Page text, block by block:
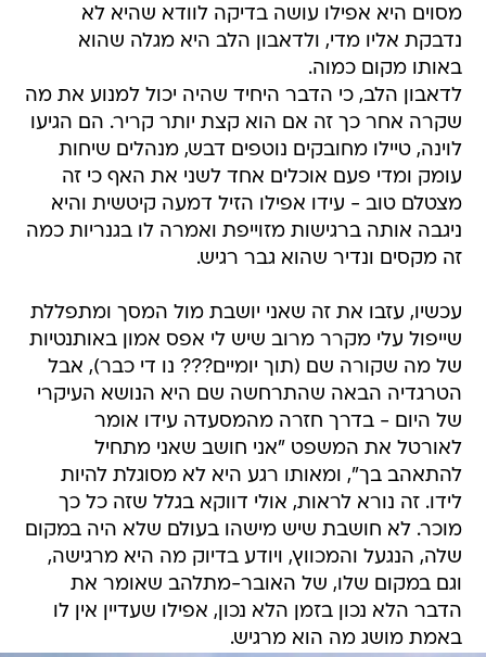
מסוים היא אפילו עושה בדיקה לוודא שהיא לא
נדבקת אליו מדי, ולדאבון הלב היא מגלה שהוא
באותו מקום כמוה.
לדאבון הלב, כי הדבר היחיד שהיה יכול למנוע את מה
שקרה אחר כך זה אם הוא קצת יותר קריר. הם הגיעו
לוינה, טיילו מחובקים נוטפים דבש, מנהלים שיחות
עומק ומדי פעם אוכלים אחד לשני את האף כי זה
מצטלם טוב - עידו אפילו הזיל דמעה קיטשית והיא
ניגבה אותה ברגישות מזוייפת ואמרה לו בגנריות כמה
זה מקסים ונדיר שהוא גבר רגיש.
עכשיו, עזבו את זה שאני יושבת מול המסך ומתפללת
שייפול עלי מקרר מרוב שיש לי אפס אמון באותנטיות
של מה שקורה שם (תוך יומיים??? נו די כבר), אבל
הטרגדיה הבאה שהתרחשה שם היא הנושא העיקרי
של היום - בדרך חזרה מהמסעדה עידו אומר
לאורטל את המשפט "אני חושב שאני מתחיל
להתאהב בך", ומאותו רגע היא לא מסוגלת להיות
לידו. זה נורא לראות, אולי דווקא בגלל שזה כל כך
מוכר. לא חושבת שיש מישהו בעולם שלא היה במקום
שלה, הנגעל והמכווץ, ויודע בדיוק מה היא מרגישה,
וגם במקום שלו, של האובר-מתלהב שאומר את
הדבר הלא נכון בזמן הלא נכון, אפילו שעדיין אין לו
באמת מושג מה הוא מרגיש.